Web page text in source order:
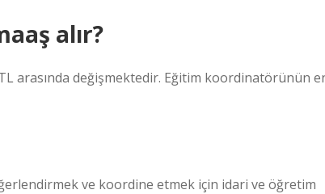
alır?
arasında değişmektedir. Eğitim koordinatörünün
ve koordine etmek için idari ve öğretim